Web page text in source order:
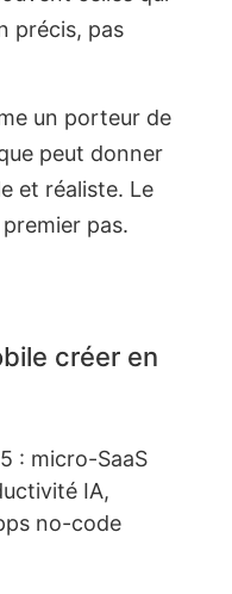
précis, pas
un porteur de
peut donner
et réaliste. Le
pas.
créer en
: micro-SaaS
IA,
no-code